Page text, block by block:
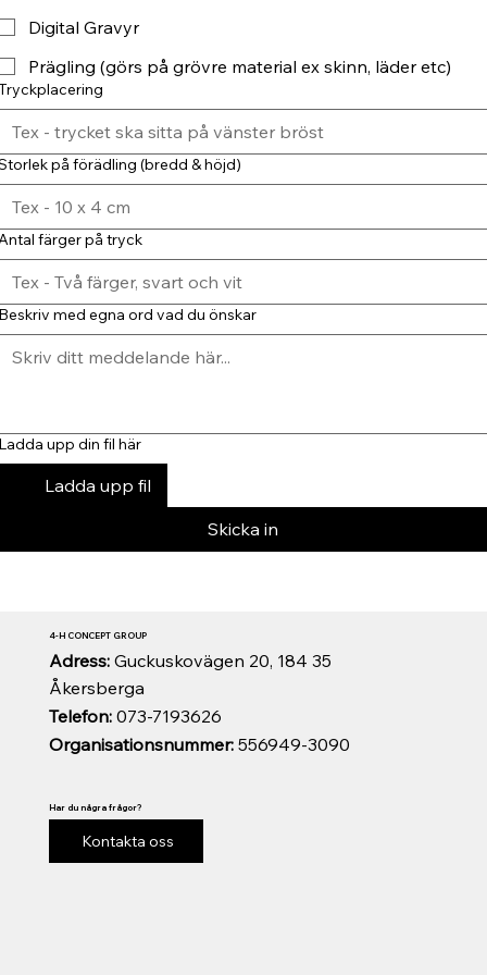
Digital Gravyr
Prägling (görs på grövre material ex skinn, läder etc)
på förädling (bredd & höjd)
färger på tryck
med egna ord vad du önskar
upp din fil här
Ladda upp fil
Skicka in
Organisationsnummer:556949-3090
Telefon:073-7193626
Adress: Guckuskovägen 20, 184 35
Åkersberga
4-H CONCEPT GROUP
Har du några frågor?
Kontakta oss